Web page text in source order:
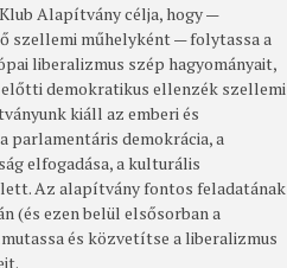
Alapítvány célja, hogy —
szellemi műhelyként — folytassa a
liberalizmus szép hagyományait,
demokratikus ellenzék szellemi
kiáll az emberi és
parlamentáris demokrácia, a
elfogadása, a kulturális
Az alapítvány fontos feladatának
(és ezen belül elsősorban a
és közvetítse a liberalizmus